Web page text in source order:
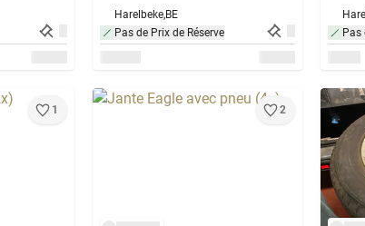
Harelbeke,BE
Pas de Prix de Réserve
Pas
1 2